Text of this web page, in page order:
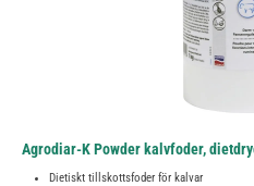
Agrodiar-K Powder kalvfoder,
Dietiskt tillskottsfoder för kalvar